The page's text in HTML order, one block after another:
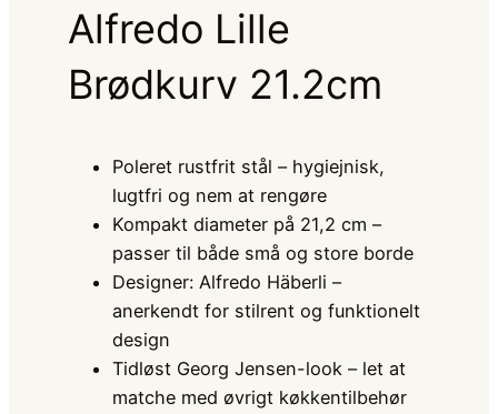
Alfredo Lille
Brødkurv 21.2cm
Poleret rustfrit stål – hygiejnisk,
lugtfri og nem at rengøre
Kompakt diameter på 21,2 cm –
passer til både små og store borde
Designer: Alfredo Häberli –
anerkendt for stilrent og funktionelt
design
Tidløst Georg Jensen-look – let at
matche med øvrigt køkkentilbehør